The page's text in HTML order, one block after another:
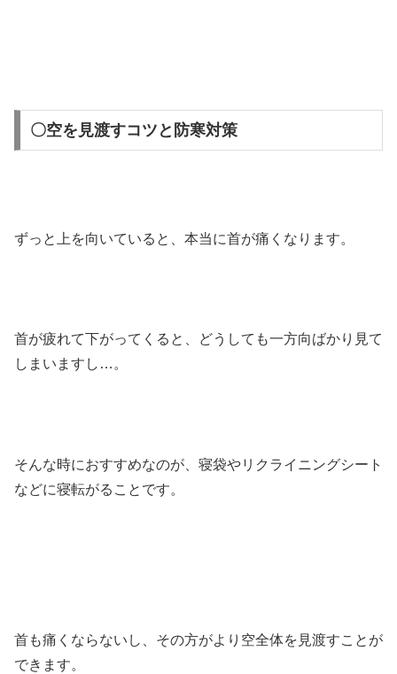
〇空を見渡すコツと防寒対策
ずっと上を向いていると、本当に首が痛くなります。
首が疲れて下がってくると、どうしても一方向ばかり見て
しまいますし…。
そんな時におすすめなのが、寝袋やリクライニングシート
などに寝転がることです。
首も痛くならないし、その方がより空全体を見渡すことが
できます。